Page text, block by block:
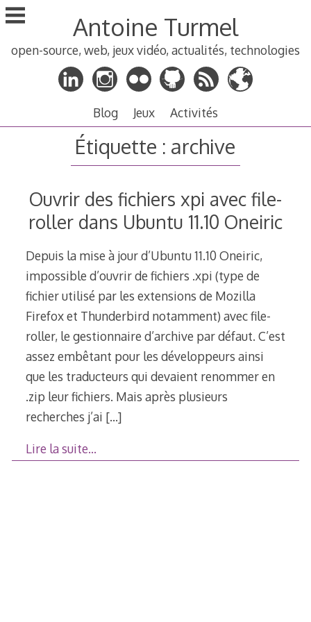
Aller
au
principal
Antoine Turmel
open-source, web, jeux vidéo, actualités, technologies
Blog Jeux Activités
Étiquette : archive
Ouvrir des fichiers xpi avec file-
roller dans Ubuntu 11.10 Oneiric
Depuis la mise à jour d’Ubuntu 11.10 Oneiric,
impossible d’ouvrir de fichiers .xpi (type de
fichier utilisé par les extensions de Mozilla
Firefox et Thunderbird notamment) avec file-
roller, le gestionnaire d’archive par défaut. C’est
assez embêtant pour les développeurs ainsi
que les traducteurs qui devaient renommer en
.zip leur fichiers. Mais après plusieurs
recherches j’ai […]
Lire la suite…